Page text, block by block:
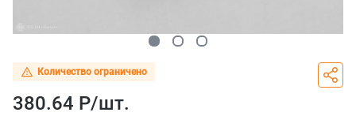
Количество ограничено
380.64 Р/шт.